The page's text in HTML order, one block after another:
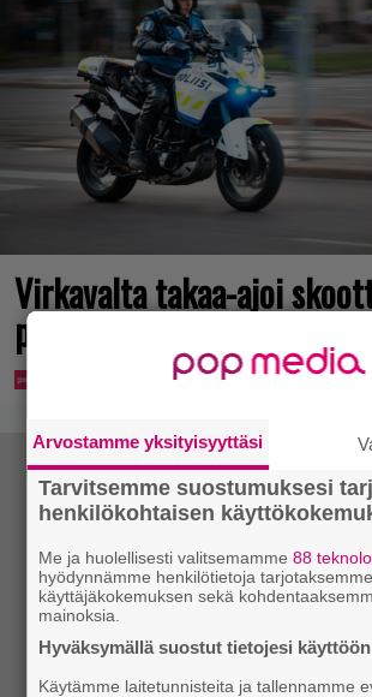
Virkavalta takaa-ajoi
poliisimoottoripyörä teki
Arvostamme yksityisyyttäsi
Tarvitsemme suostumuksesi
henkilökohtaisen
Me ja huolellisesti valitsemamme88
hyödynnämme henkilötietoja
käyttäjäkokemuksen sekä
mainoksia.
Hyväksymällä suostut tietojesi
Käytämme laitetunnisteita ja tallennamme